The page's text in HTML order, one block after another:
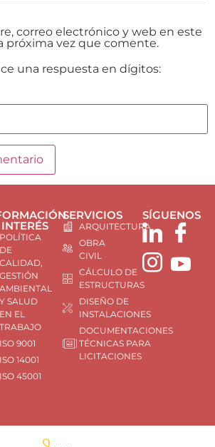
correo electrónico y web en este
próxima vez que comente.
una respuesta en dígitos:
POLÍTICA
DE
CALIDAD,
GESTIÓN
AMBIENTAL
Y SALUD
EN EL
TRABAJO
ISO 9001
ISO 14001
ISO 45001
SERVICIOS
ARQUITECTURA
OBRA
CIVIL
CÁLCULO DE
ESTRUCTURAS
DISEÑO DE
INSTALACIONES
DOCUMENTACIONES
TÉCNICAS PARA
LICITACIONES
SÍGUENOS